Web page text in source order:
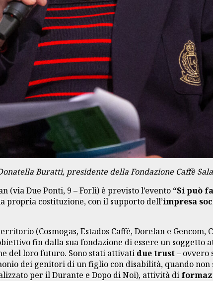
Buratti, presidente della Fondazione Caffè
(via Due Ponti, 9 – Forlì) è previsto l’evento “Si può
propria costituzione, con il supporto dell’impresa
(Cosmogas, Estados Caffè, Dorelan e Gencom,
fin dalla sua fondazione di essere un soggetto
del loro futuro. Sono stati attivati due trust– ovvero
dei genitori di un figlio con disabilità, quando non
per il Durante e Dopo di Noi), attività di